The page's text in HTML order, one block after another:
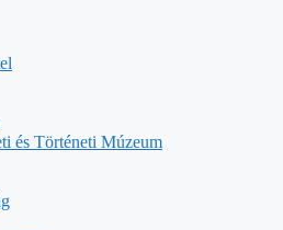
és Történeti Múzeum